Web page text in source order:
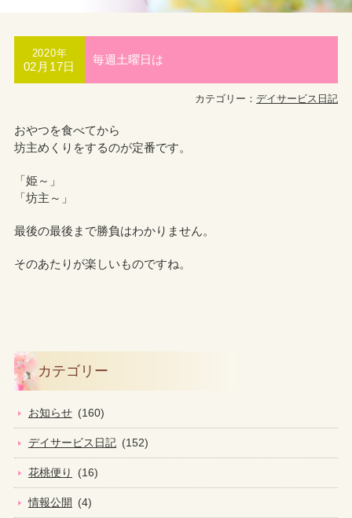
2020年
02月17日
毎週土曜日は
カテゴリー：デイサービス日記
おやつを食べてから
坊主めくりをするのが定番です。
「姫～」
「坊主～」
最後の最後まで勝負はわかりません。
そのあたりが楽しいものですね。
カテゴリー
お知らせ (160)
デイサービス日記 (152)
花桃便り (16)
情報公開 (4)